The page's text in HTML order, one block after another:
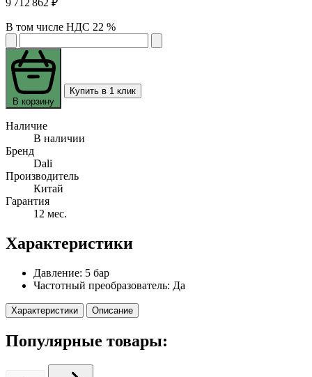
9 712 862 ₽
В том числе НДС 22 %
В корзину
Купить в 1 клик
Наличие
В наличии
Бренд
Dali
Производитель
Китай
Гарантия
12 мес.
Характеристики
Давление: 5 бар
Частотный преобразователь: Да
Характеристики Описание
Популярные товары: